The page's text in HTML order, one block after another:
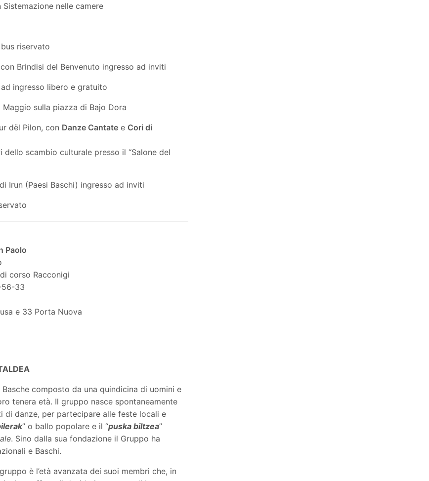
nelle camere
riservato
Brindisi del Benvenuto ingresso ad inviti
ingresso libero e gratuito
Maggio sulla piazza di Bajo Dora
dël Pilon, con Danze Cantate e Cori di
scambio culturale presso il “Salone del
Irun (Paesi Baschi) ingresso ad inviti
Paolo
corso Racconigi
56-33
e 33 Porta Nuova
composto da una quindicina di uomini e
tenera età. Il gruppo nasce spontaneamente
di danze, per partecipare alle feste locali e
” o ballo popolare e il “puska biltzea”
. Sino dalla sua fondazione il Gruppo ha
e Baschi.
è l’età avanzata dei suoi membri che, in